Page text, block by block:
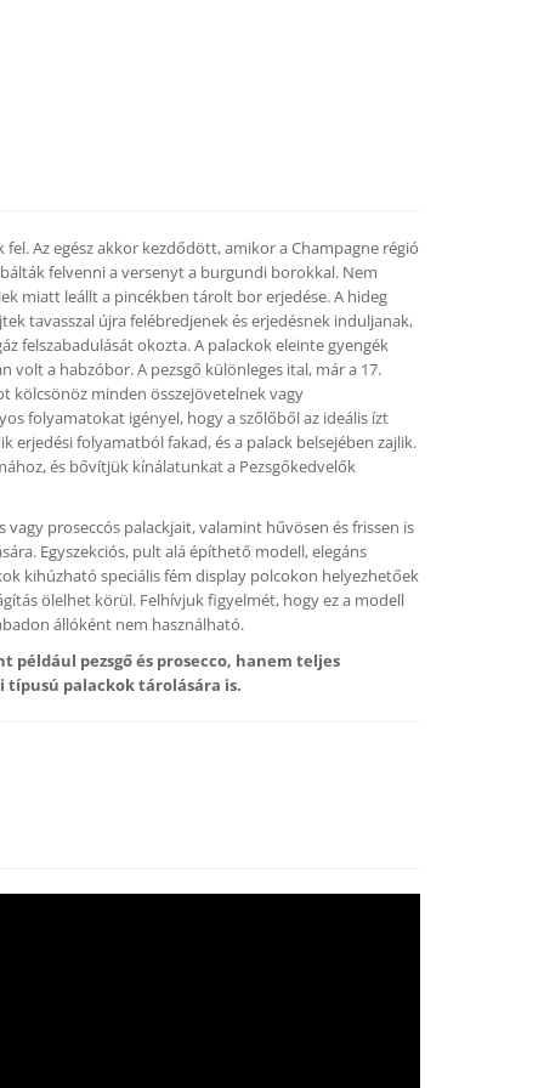
Az egész akkor kezdődött, amikor a Champagne régió
felvenni a versenyt a burgundi borokkal. Nem
miatt leállt a pincékben tárolt bor erjedése. A hideg
tavasszal újra felébredjenek és erjedésnek induljanak,
felszabadulását okozta. A palackok eleinte gyengék
a habzóbor. A pezsgő különleges ital, már a 17.
kölcsönöz minden összejövetelnek vagy
folyamatokat igényel, hogy a szőlőből az ideális ízt
erjedési folyamatból fakad, és a palack belsejében zajlik.
és bővítjük kínálatunkat a Pezsgőkedvelők
vagy proseccós palackjait, valamint hűvösen és frissen is
Egyszekciós, pult alá építhető modell, elegáns
kihúzható speciális fém display polcokon helyezhetőek
ölelhet körül. Felhívjuk figyelmét, hogy ez a modell
állóként nem használható.
például pezsgő és prosecco, hanem teljes
palackok tárolására is.